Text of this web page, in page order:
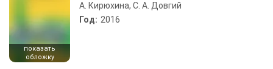
показать
обложку
А. Кирюхина, С. А. Довгий
Год: 2016